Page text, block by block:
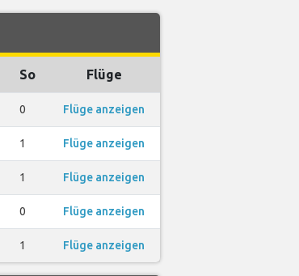
So Flüge
0 Flüge anzeigen
1 Flüge anzeigen
1 Flüge anzeigen
0 Flüge anzeigen
1 Flüge anzeigen